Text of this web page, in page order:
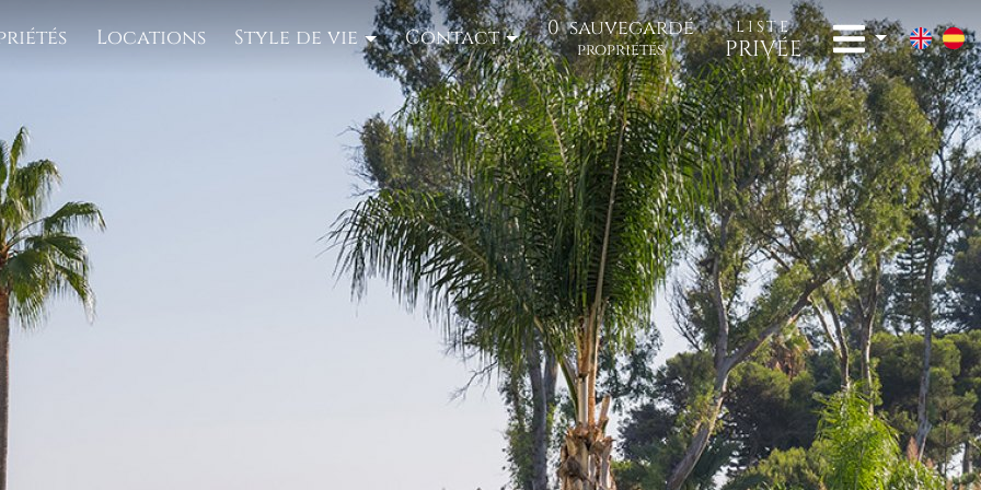
Locations Style de vie Contact 0 sauvegardé
propriétés
LISTE
PRIVÉE